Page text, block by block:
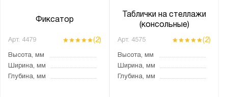
Фиксатор
Арт. 4479 (2)
Высота, мм
Ширина, мм
Глубина, мм
Таблички на стеллажи
(консольные)
Арт. 4575 (2)
Высота, мм
Ширина, мм
Глубина, мм
Сбросить